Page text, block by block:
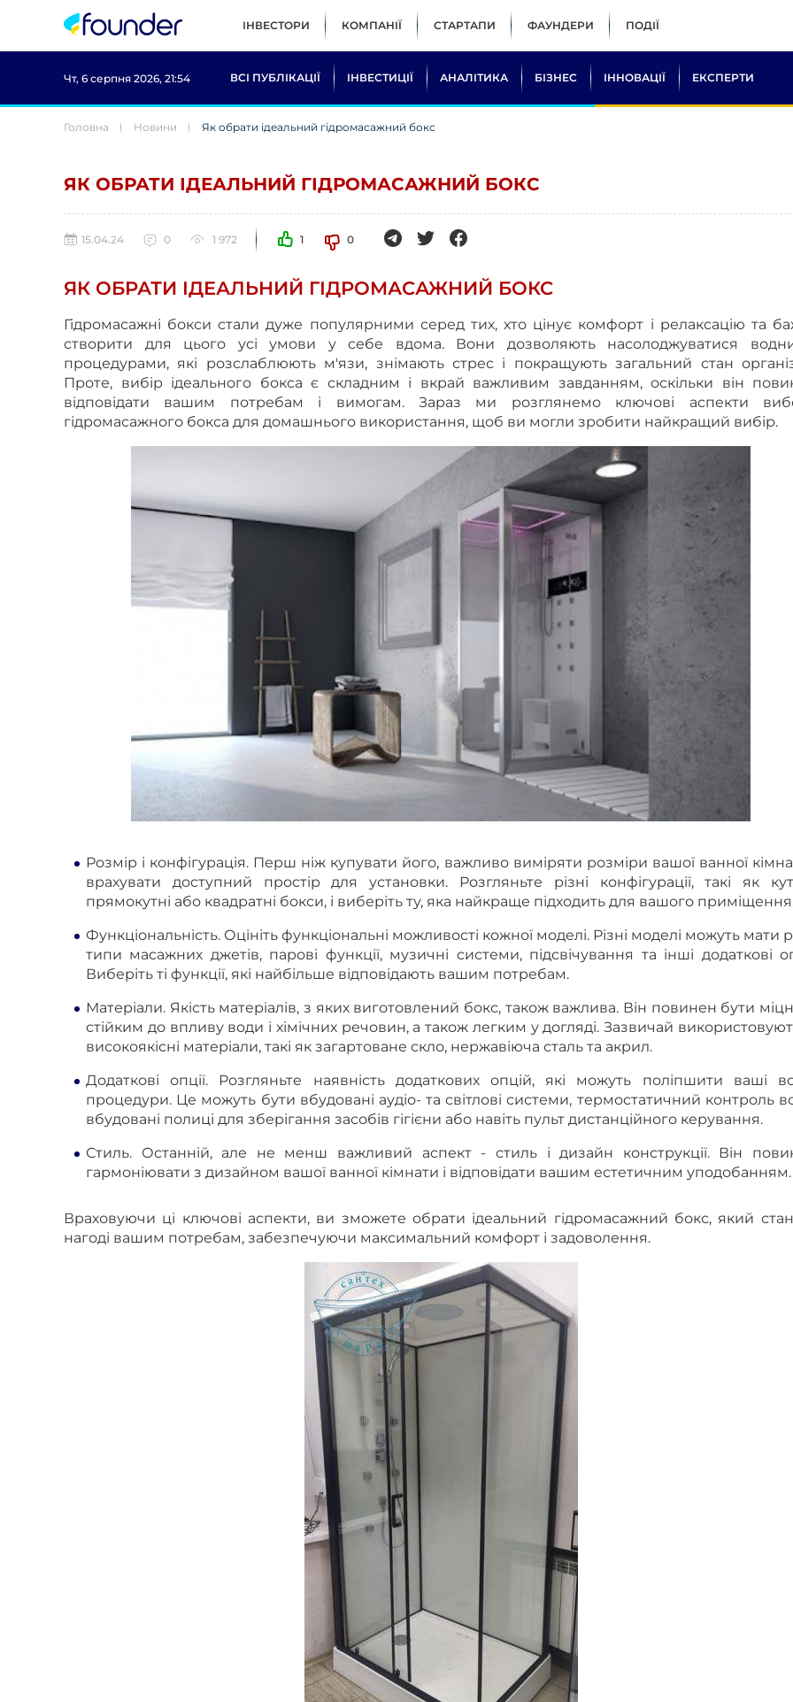
ІНВЕСТОРИ КОМПАНІЇ СТАРТАПИ ФАУНДЕРИ ПОДІЇ
Чт, 6 серпня 2026, 21:54 ВСІ ПУБЛІКАЦІЇ ІНВЕСТИЦІЇ АНАЛІТИКА БІЗНЕС ІННОВАЦІЇ ЕКСПЕРТИ
Головна Новини Як обрати ідеальний гідромасажний бокс
ЯК ОБРАТИ ІДЕАЛЬНИЙ ГІДРОМАСАЖНИЙ БОКС
15.04.24 0 1 972 1 0
ЯК ОБРАТИ ІДЕАЛЬНИЙ ГІДРОМАСАЖНИЙ БОКС
Гідромасажні бокси стали дуже популярними серед тих, хто цінує комфорт і релаксацію та
створити для цього усі умови у себе вдома. Вони дозволяють насолоджуватися
процедурами, які розслаблюють м'язи, знімають стрес і покращують загальний стан
Проте, вибір ідеального бокса є складним і вкрай важливим завданням, оскільки він
відповідати вашим потребам і вимогам. Зараз ми розглянемо ключові аспекти
гідромасажного бокса для домашнього використання, щоб ви могли зробити найкращий вибір.
Розмір і конфігурація. Перш ніж купувати його, важливо виміряти розміри вашої ванної
врахувати доступний простір для установки. Розгляньте різні конфігурації, такі як
прямокутні або квадратні бокси, і виберіть ту, яка найкраще підходить для вашого
Функціональність. Оцініть функціональні можливості кожної моделі. Різні моделі можуть мати
типи масажних джетів, парові функції, музичні системи, підсвічування та інші додаткові
Виберіть ті функції, які найбільше відповідають вашим потребам.
Матеріали. Якість матеріалів, з яких виготовлений бокс, також важлива. Він повинен бути
стійким до впливу води і хімічних речовин, а також легким у догляді. Зазвичай
високоякісні матеріали, такі як загартоване скло, нержавіюча сталь та акрил.
Додаткові опції. Розгляньте наявність додаткових опцій, які можуть поліпшити ваші
процедури. Це можуть бути вбудовані аудіо- та світлові системи, термостатичний контроль
вбудовані полиці для зберігання засобів гігієни або навіть пульт дистанційного керування.
Стиль. Останній, але не менш важливий аспект - стиль і дизайн конструкції. Він
гармоніювати з дизайном вашої ванної кімнати і відповідати вашим естетичним уподобанням.
Враховуючи ці ключові аспекти, ви зможете обрати ідеальний гідромасажний бокс, який
нагоді вашим потребам, забезпечуючи максимальний комфорт і задоволення.